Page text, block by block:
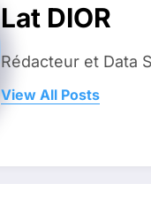
Lat DIOR
Rédacteur et Data
View All Posts